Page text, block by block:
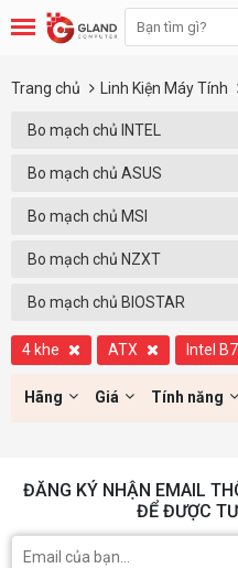
Trang chủ Linh Kiện Máy Tính
Bo mạch chủ INTEL
Bo mạch chủ ASUS
Bo mạch chủ MSI
Bo mạch chủ NZXT
Bo mạch chủ BIOSTAR
4 khe ATX Intel
Hãng Giá Tính năng
ĐĂNG KÝ NHẬN EMAIL
ĐỂ ĐƯỢC